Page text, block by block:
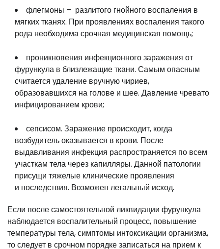
флегмоны – разлитого гнойного воспаления в
мягких тканях. При проявлениях воспаления такого
рода необходима срочная медицинская помощь;
проникновения инфекционного заражения от
фурункула в близлежащие ткани. Самым опасным
считается удаление вручную чириев,
образовавшихся на голове и шее. Давление чревато
инфицированием крови;
сепсисом. Заражение происходит, когда
возбудитель оказывается в крови. После
выдавливания инфекция распространяется по всем
участкам тела через капилляры. Данной патологии
присущи тяжелые клинические проявления
и последствия. Возможен летальный исход.
Если после самостоятельной ликвидации фурункула
наблюдается воспалительный процесс, повышение
температуры тела, симптомы интоксикации организма,
то следует в срочном порядке записаться на прием к